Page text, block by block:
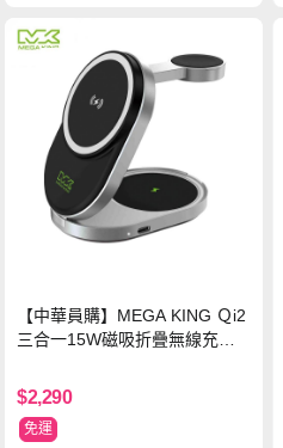
【中華員購】MEGA KING Ｑi2
三合一15W磁吸折疊無線充電
$2,290
免運